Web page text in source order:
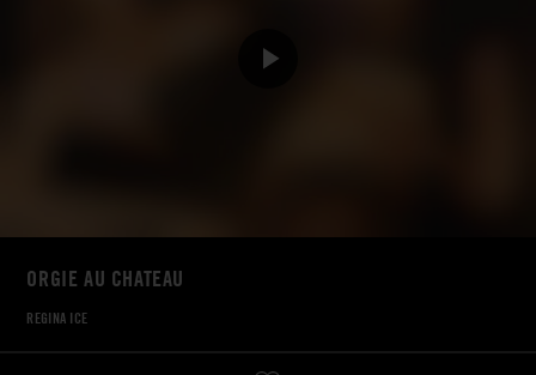
ORGIE AU CHATEAU
REGINA ICE